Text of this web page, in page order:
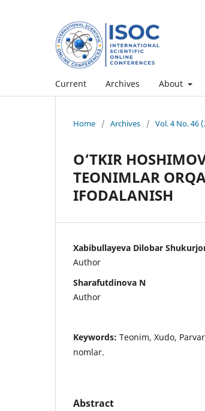
Current Archives About
Home / Archives / Vol. 4 No. 46
O‘TKIR
TEONIMLAR
IFODALANISH
Xabibullayeva Dilobar
Author
Sharafutdinova N
Author
Keywords: Teonim, Xudo,
nomlar.
Abstract